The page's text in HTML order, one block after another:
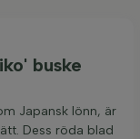
buske
Japansk lönn, är
Dess röda blad